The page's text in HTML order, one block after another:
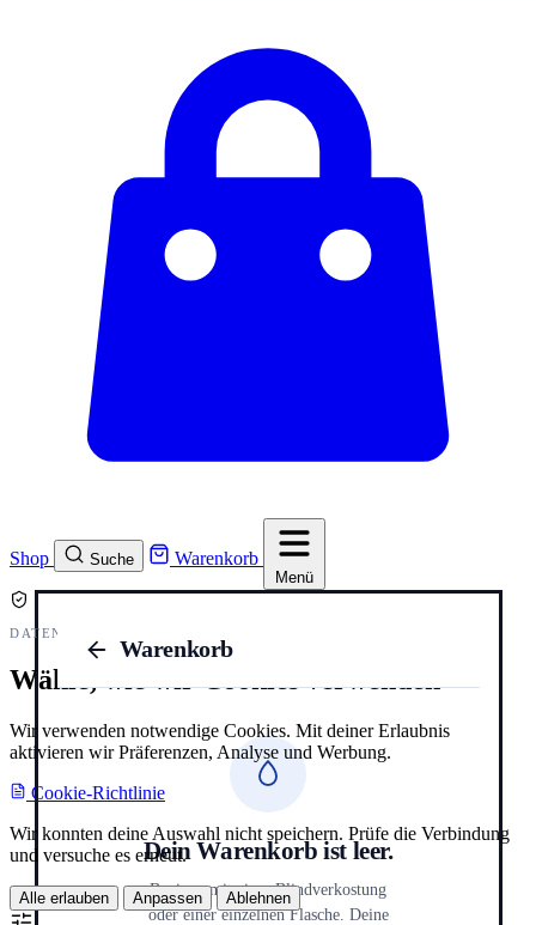
Shop Suche Warenkorb
Menü
Warenkorb
Dein Warenkorb ist leer.
Beginne mit einer Blindverkostung
oder einer einzelnen Flasche. Deine
DATENSCHUTZ UND COOKIES
Wähle, wie wir Cookies verwenden
Wir verwenden notwendige Cookies. Mit deiner Erlaubnis
aktivieren wir Präferenzen, Analyse und Werbung.
Cookie-Richtlinie
Wir konnten deine Auswahl nicht speichern. Prüfe die Verbindung
und versuche es erneut.
Alle erlauben Anpassen Ablehnen